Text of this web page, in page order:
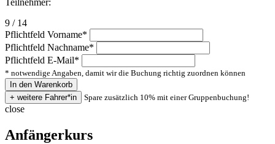
Teilnehmer:
9 / 14
Pflichtfeld Vorname*
Pflichtfeld Nachname*
Pflichtfeld E-Mail*
* notwendige Angaben, damit wir die Buchung richtig zuordnen können
Spare zusätzlich 10% mit einer Gruppenbuchung!
close
Anfängerkurs